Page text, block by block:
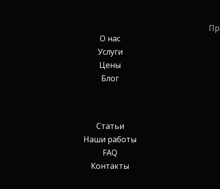
О нас
Услуги
Цены
Блог
Статьи
Наши работы
FAQ
Контакты